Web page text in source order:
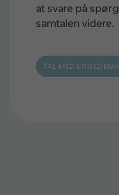
at svare på
samtalen videre.
TAL MED EN